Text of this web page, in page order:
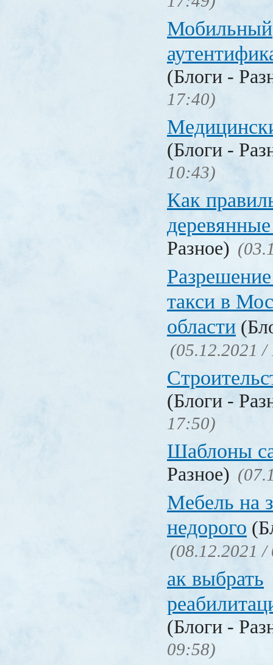
Мобильный
(Блоги -
17:40)
(Блоги -
10:43)
Как
Разное)
такси в
области
(05.12.2021 /
(Блоги -
17:50)
Шаблоны
Разное)
Мебель на
недорого
(08.12.2021 /
ак выбрать
(Блоги -
09:58)